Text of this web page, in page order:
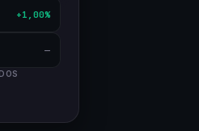
+1,00%
—